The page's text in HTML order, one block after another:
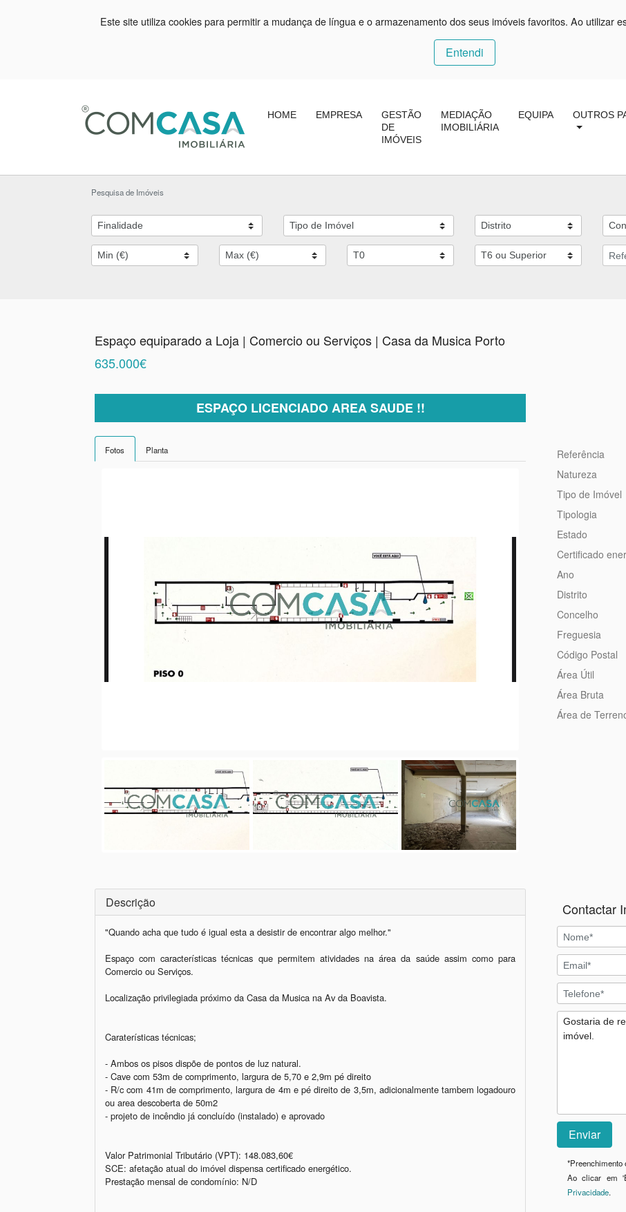
Este site utiliza cookies para permitir a mudança de língua e o armazenamento dos seus imóveis favoritos. Ao utilizar
Entendi
HOME EMPRESA
GESTÃO
DE
IMÓVEIS
MEDIAÇÃO
IMOBILIÁRIA
EQUIPA OUTROS
Pesquisa de Imóveis
Espaço equiparado a Loja | Comercio ou Serviços | Casa da Musica Porto
635.000€
ESPAÇO LICENCIADO AREA SAUDE !!
Fotos Planta Referência
Natureza
Tipo de Imóvel
Tipologia
Estado
Certificado
Ano
Distrito
Concelho
Freguesia
Código Postal
Área Útil
Área Bruta
Área de
Descrição
"Quando acha que tudo é igual esta a desistir de encontrar algo melhor."
Espaço com características técnicas que permitem atividades na área da saúde assim como para
Comercio ou Serviços.
Localização privilegiada próximo da Casa da Musica na Av da Boavista.
Caraterísticas técnicas;
- Ambos os pisos dispõe de pontos de luz natural.
- Cave com 53m de comprimento, largura de 5,70 e 2,9m pé direito
- R/c com 41m de comprimento, largura de 4m e pé direito de 3,5m, adicionalmente tambem logadouro
ou area descoberta de 50m2
- projeto de incêndio já concluído (instalado) e aprovado
Valor Patrimonial Tributário (VPT): 148.083,60€
SCE: afetação atual do imóvel dispensa certificado energético.
Prestação mensal de condomínio: N/D
Contactar
*Preenchimento
Ao clicar em
Privacidade.